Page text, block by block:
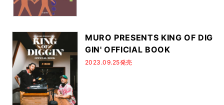
MURO PRESENTS KING OF DIG
GIN' OFFICIAL BOOK
2023.09.25発売